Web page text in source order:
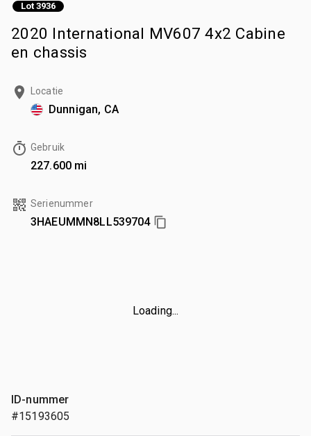
Lot 3936
2020 International MV607 4x2 Cabine
en chassis
Locatie
Dunnigan, CA
Gebruik
227.600 mi
Serienummer
3HAEUMMN8LL539704
Loading...
ID-nummer
#15193605